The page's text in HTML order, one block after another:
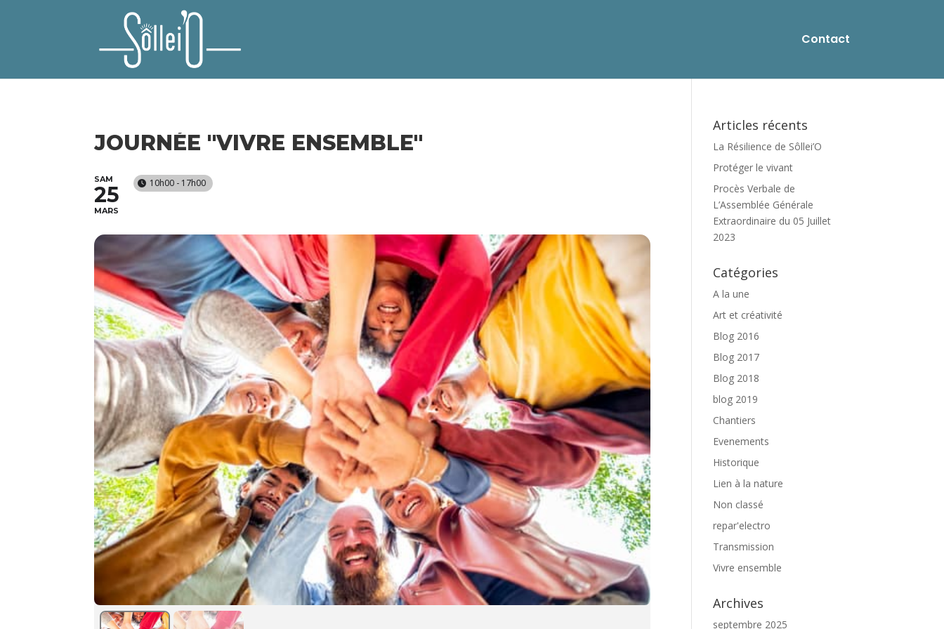
Contact
JOURNÉE "VIVRE ENSEMBLE"
SAM
25
MARS
10h00 - 17h00
Articles récents
La Résilience de Sôllei’O
Protéger le vivant
Procès Verbale de
L’Assemblée Générale
Extraordinaire du 05 Juillet
2023
Catégories
A la une
Art et créativité
Blog 2016
Blog 2017
Blog 2018
blog 2019
Chantiers
Evenements
Historique
Lien à la nature
Non classé
repar'electro
Transmission
Vivre ensemble
Archives
septembre 2025